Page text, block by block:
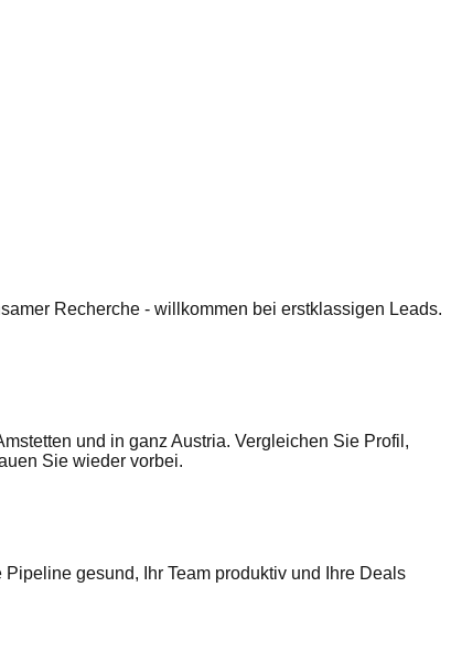
Recherche - willkommen bei erstklassigen Leads.
und in ganz Austria. Vergleichen Sie Profil,
Sie wieder vorbei.
gesund, Ihr Team produktiv und Ihre Deals